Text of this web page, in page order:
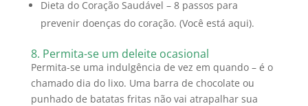
Dieta do Coração Saudável – 8 passos para
prevenir doenças do coração. (Você está aqui).
8. Permita-se um deleite ocasional
Permita-se uma indulgência de vez em quando – é o
chamado dia do lixo. Uma barra de chocolate ou
punhado de batatas fritas não vai atrapalhar sua